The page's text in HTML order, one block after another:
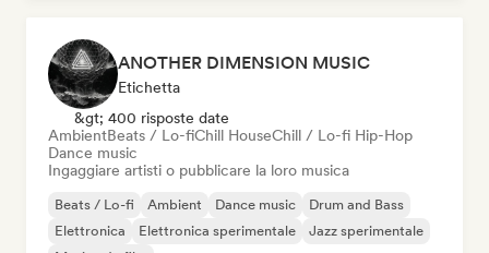
ANOTHER DIMENSION MUSIC
Etichetta
&gt; 400 risposte date
AmbientBeats / Lo-fiChill HouseChill / Lo-fi Hip-Hop
Dance music
Ingaggiare artisti o pubblicare la loro musica
Beats / Lo-fi Ambient Dance music
Drum and Bass
Elettronica
Elettronica sperimentale
Jazz sperimentale